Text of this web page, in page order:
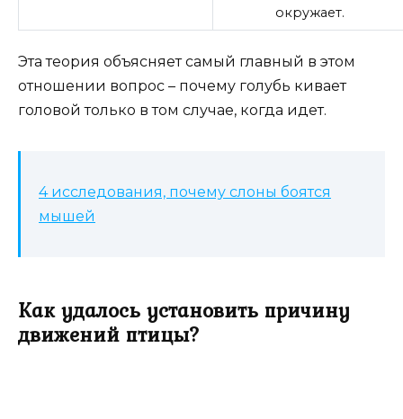
окружает.
Эта теория объясняет самый главный в этом
отношении вопрос – почему голубь кивает
головой только в том случае, когда идет.
4 исследования, почему слоны боятся
мышей
Как удалось установить причину
движений птицы?